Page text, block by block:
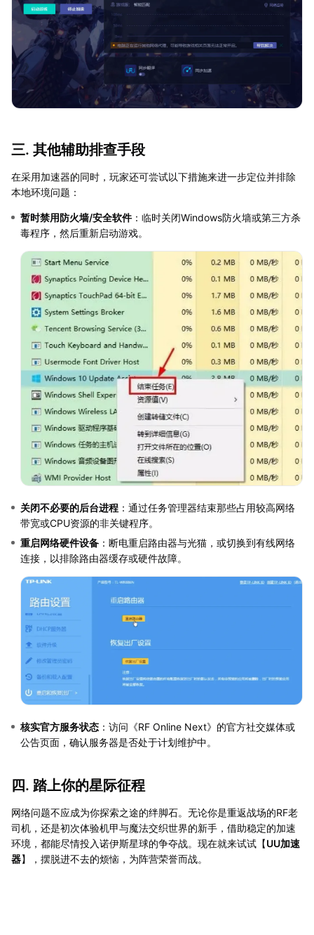
三. 其他辅助排查手段
在采用加速器的同时，玩家还可尝试以下措施来进一步定位并排除
本地环境问题：
暂时禁用防火墙/安全软件：临时关闭Windows防火墙或第三方杀
毒程序，然后重新启动游戏。
关闭不必要的后台进程 ：通过任务管理器结束那些占用较高网络
带宽或CPU资源的非关键程序。
重启网络硬件设备 ：断电重启路由器与光猫，或切换到有线网络
连接，以排除路由器缓存或硬件故障。
核实官方服务状态 ：访问《RF Online Next》的官方社交媒体或
公告页面，确认服务器是否处于计划维护中。
四. 踏上你的星际征程
网络问题不应成为你探索之途的绊脚石。无论你是重返战场的RF老
司机，还是初次体验机甲与魔法交织世界的新手，借助稳定的加速
环境，都能尽情投入诺伊斯星球的争夺战。现在就来试试【UU加速
器】，摆脱进不去的烦恼，为阵营荣誉而战。